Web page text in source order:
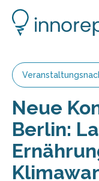
Neue
Berlin: